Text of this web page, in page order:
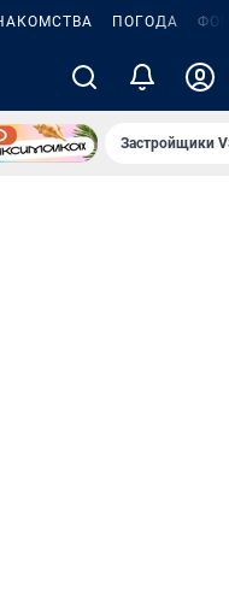
ПОГОДА
Застройщики